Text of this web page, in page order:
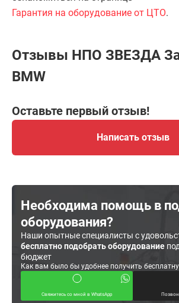
Гарантия на оборудование от ЦТО.
Отзывы НПО ЗВЕЗДА
BMW
Оставьте первый отзыв!
Написать отзыв
Необходима помощь в
оборудования?
Наши опытные специалисты с
бесплатно подобрать оборудование
бюджет
Как вам было бы удобнее получить
Свяжитесь со мной в WhatsApp